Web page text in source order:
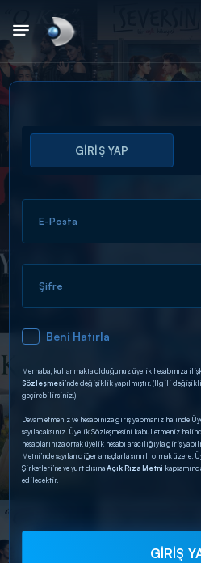
Arama
ARAMA SONUÇLARI
DİĞER SONUÇLAR
GİRİŞ YAP
E-Posta
Şifre
Beni Hatırla
Merhaba, kullanmakta olduğunuz üyelik hesabınıza
Sözleşmesi’nde değişiklik yapılmıştır. (İlgili
geçirebilirsiniz.)
Devam etmeniz ve hesabınıza giriş yapmanız halinde
sayılacaksınız. Üyelik Sözleşmesini kabul etmeniz
hesaplarınıza ortak üyelik hesabı aracılığıyla giriş
Metni’nde sayılan diğer amaçlarla sınırlı olmak
Şirketleri’ne ve yurt dışınaAçık Rıza Metni
edilecektir.
GİRİŞ